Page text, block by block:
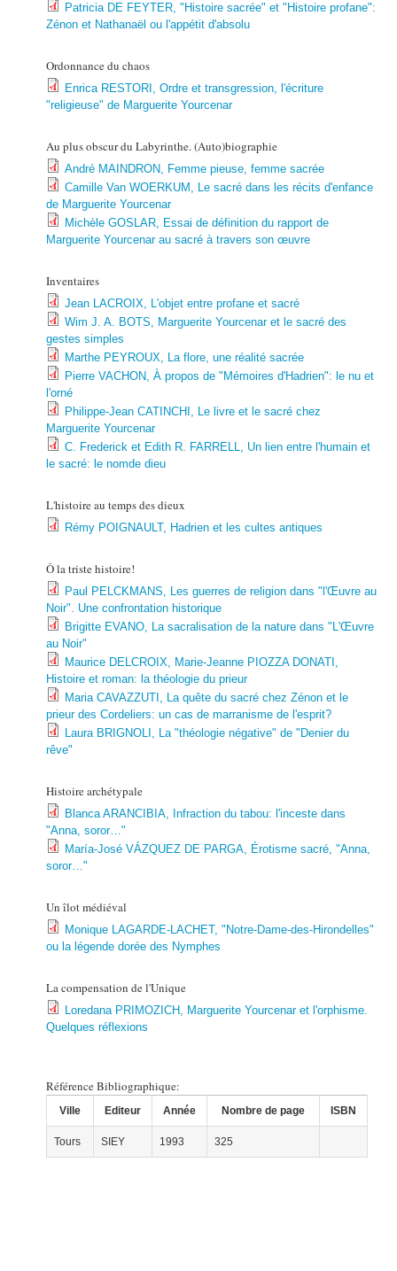
Patricia DE FEYTER, "Histoire sacrée" et "Histoire profane":
Zénon et Nathanaël ou l'appétit d'absolu
Ordonnance du chaos
Enrica RESTORI, Ordre et transgression, l'écriture
"religieuse" de Marguerite Yourcenar
Au plus obscur du Labyrinthe. (Auto)biographie
André MAINDRON, Femme pieuse, femme sacrée
Camille Van WOERKUM, Le sacré dans les récits d'enfance
de Marguerite Yourcenar
Michèle GOSLAR, Essai de définition du rapport de
Marguerite Yourcenar au sacré à travers son œuvre
Inventaires
Jean LACROIX, L'objet entre profane et sacré
Wim J. A. BOTS, Marguerite Yourcenar et le sacré des
gestes simples
Marthe PEYROUX, La flore, une réalité sacrée
Pierre VACHON, À propos de "Mémoires d'Hadrien": le nu et
l'orné
Philippe-Jean CATINCHI, Le livre et le sacré chez
Marguerite Yourcenar
C. Frederick et Edith R. FARRELL, Un lien entre l'humain et
le sacré: le nomde dieu
L'histoire au temps des dieux
Rémy POIGNAULT, Hadrien et les cultes antiques
Ô la triste histoire!
Paul PELCKMANS, Les guerres de religion dans "l'Œuvre au
Noir". Une confrontation historique
Brigitte EVANO, La sacralisation de la nature dans "L'Œuvre
au Noir"
Maurice DELCROIX, Marie-Jeanne PIOZZA DONATI,
Histoire et roman: la théologie du prieur
Maria CAVAZZUTI, La quête du sacré chez Zénon et le
prieur des Cordeliers: un cas de marranisme de l'esprit?
Laura BRIGNOLI, La "théologie négative" de "Denier du
rêve"
Histoire archétypale
Blanca ARANCIBIA, Infraction du tabou: l'inceste dans
"Anna, soror…"
María-José VÁZQUEZ DE PARGA, Érotisme sacré, "Anna,
soror…"
Un îlot médiéval
Monique LAGARDE-LACHET, "Notre-Dame-des-Hirondelles"
ou la légende dorée des Nymphes
La compensation de l'Unique
Loredana PRIMOZICH, Marguerite Yourcenar et l'orphisme.
Quelques réflexions
Référence Bibliographique:
Ville Editeur Année Nombre de page ISBN
Tours SIEY 1993 325